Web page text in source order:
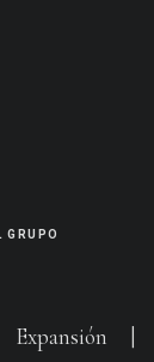
Expansión